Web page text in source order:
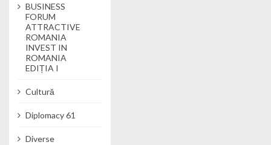
BUSINESS
FORUM
ATTRACTIVE
ROMANIA
INVEST IN
ROMANIA
EDIȚIA I
Cultură
Diplomacy 61
Diverse